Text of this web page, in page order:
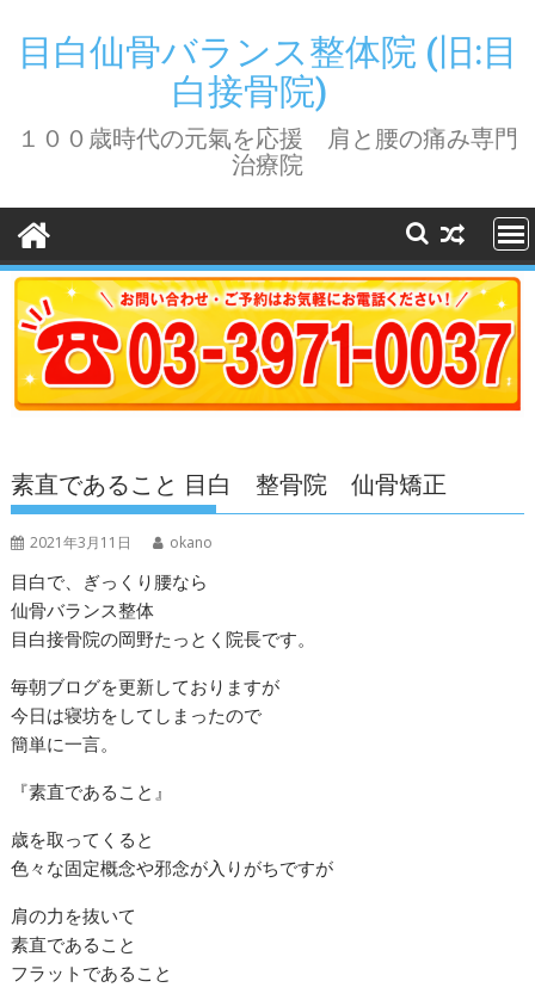
content
目白仙骨バランス整体院 (旧:目
白接骨院)
１００歳時代の元氣を応援 肩と腰の痛み専門
治療院
素直であること 目白 整骨院 仙骨矯正
2021年3月11日 okano
目白で、ぎっくり腰なら
仙骨バランス整体
目白接骨院の岡野たっとく院長です。
毎朝ブログを更新しておりますが
今日は寝坊をしてしまったので
簡単に一言。
『素直であること』
歳を取ってくると
色々な固定概念や邪念が入りがちですが
肩の力を抜いて
素直であること
フラットであること